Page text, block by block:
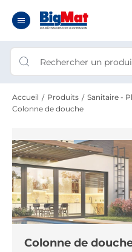
Accueil Produits Sanitaire -
Colonne de douche
Colonne de